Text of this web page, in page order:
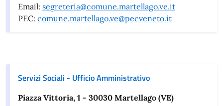
Email: segreteria@comune.martellago.ve.it
PEC: comune.martellago.ve@pecveneto.it
Servizi Sociali - Ufficio Amministrativo
Piazza Vittoria, 1 - 30030 Martellago (VE)